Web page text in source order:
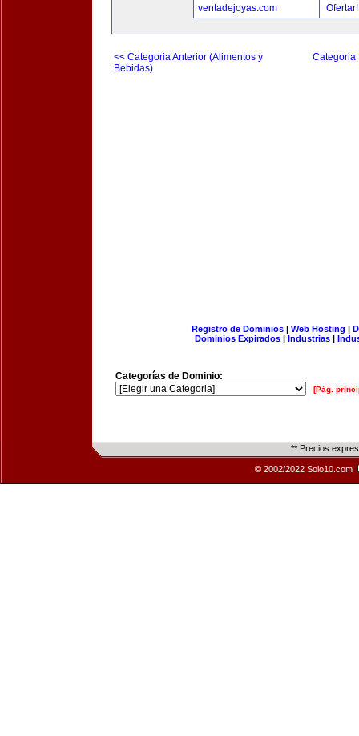
ventadejoyas.com
<< Categoria Anterior (Alimentos y
Bebidas)
Categoria
Registro de Dominios| Web Hosting |
Dominios Expirados | Industrias |
Categorías de Dominio:
[Pág.
** Precios
© 2002/2022 Solo10.com